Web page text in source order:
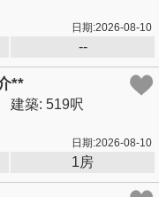
日期:2026-08-10
--
**
建築: 519呎
日期:2026-08-10
1房